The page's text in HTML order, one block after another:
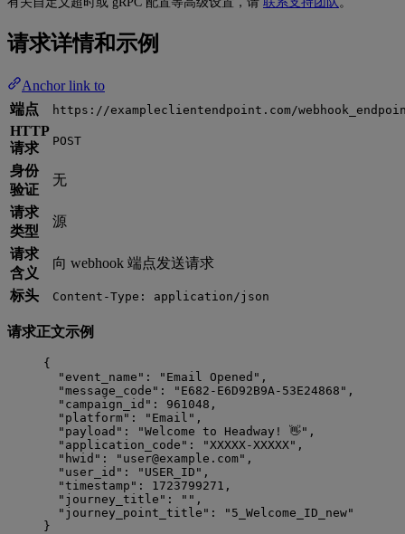
请求详情和示例
Anchor link to
端点
https://exampleclientendpoint.com/
HTTP
请求
POST
身份
验证
无
请求
类型
源
请求
含义
向 webhook 端点发送请求
标头 Content-Type: application/json
请求正文示例
{
"event_name": "Email Opened",
"message_code": "E682-E6D92B9A-53E24868",
"campaign_id": 961048,
"platform": "Email",
"payload": "Welcome to Headway! 👋",
"application_code": "XXXXX-XXXXX",
"hwid": "user@example.com",
"user_id": "USER_ID",
"timestamp": 1723799271,
"journey_title": "",
"journey_point_title": "5_Welcome_ID_new"
}